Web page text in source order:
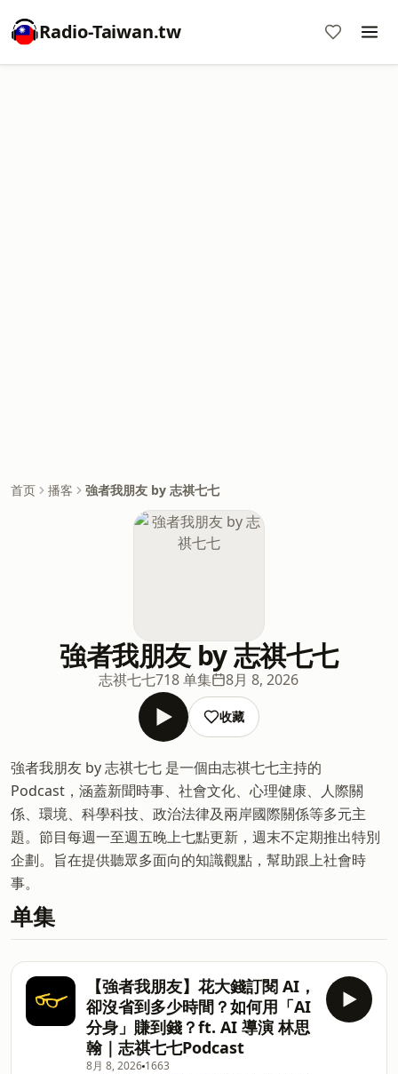
Radio-Taiwan.tw
首页 播客 強者我朋友 by 志祺七七
強者我朋友 by 志祺七七
志祺七七718 单集 8月 8, 2026
收藏
強者我朋友 by 志祺七七 是一個由志祺七七主持的
Podcast，涵蓋新聞時事、社會文化、心理健康、人際關
係、環境、科學科技、政治法律及兩岸國際關係等多元主
題。節目每週一至週五晚上七點更新，週末不定期推出特別
企劃。旨在提供聽眾多面向的知識觀點，幫助跟上社會時
事。
单集
【強者我朋友】花大錢訂閱 AI，
卻沒省到多少時間？如何用「AI
分身」賺到錢？ft. AI 導演 林思
翰｜志祺七七Podcast
8月 8, 2026 1663